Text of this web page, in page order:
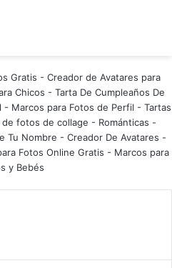
Gratis - Creador de Avatares para
Chicos - Tarta De Cumpleaños De
- Marcos para Fotos de Perfil - Tartas
de fotos de collage - Románticas -
Tu Nombre - Creador De Avatares -
Fotos Online Gratis - Marcos para
y Bebés